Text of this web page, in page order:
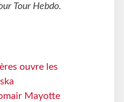
Tour Hebdo.
ouvre les
Mayotte